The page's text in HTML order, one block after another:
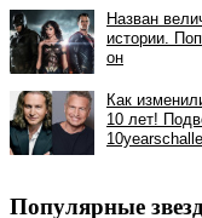
Популярные